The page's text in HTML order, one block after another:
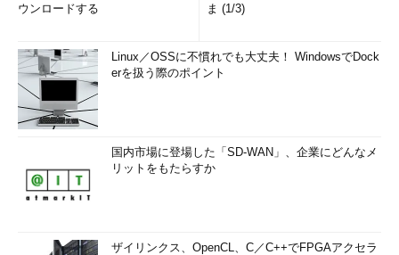
ウンロードする
ま (1/3)
Linux／OSSに不慣れでも大丈夫！ WindowsでDock
erを扱う際のポイント
国内市場に登場した「SD-WAN」、企業にどんなメ
リットをもたらすか
ザイリンクス、OpenCL、C／C++でFPGAアクセラ